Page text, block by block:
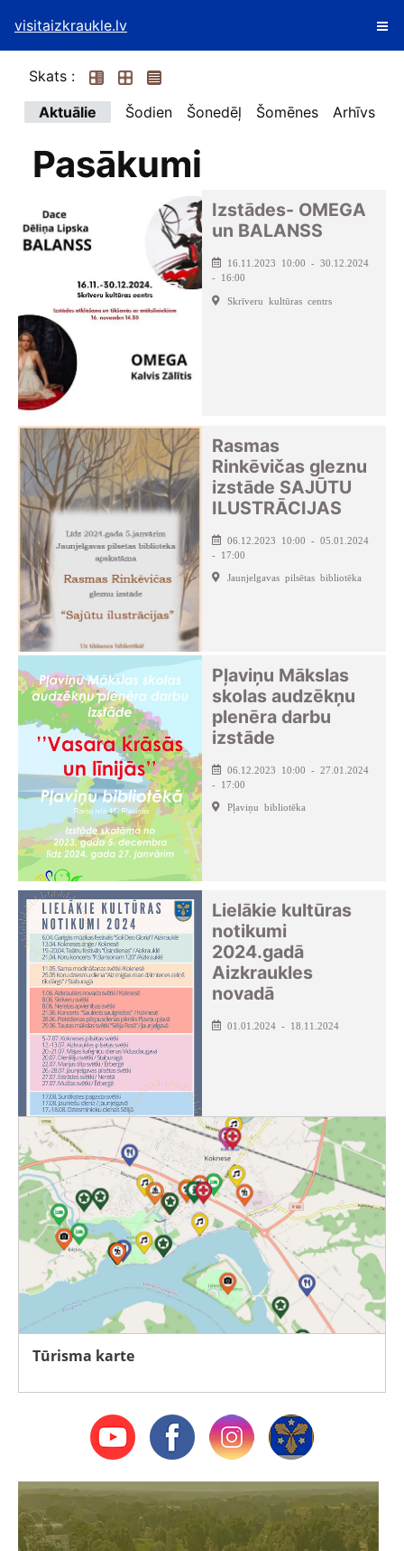
visitaizkraukle.lv
Skats :
Aktuālie
Šodien Šonedēļ Šomēnes Arhīvs
Pasākumi
Izstādes- OMEGA
un BALANSS
16.11.2023 10:00 - 30.12.2024
- 16:00
Skrīveru kultūras centrs
Rasmas
Rinkēvičas gleznu
izstāde SAJŪTU
ILUSTRĀCIJAS
06.12.2023 10:00 - 05.01.2024
- 17:00
Jaunjelgavas pilsētas bibliotēka
Pļaviņu Mākslas
skolas audzēkņu
plenēra darbu
izstāde
06.12.2023 10:00 - 27.01.2024
- 17:00
Pļaviņu bibliotēka
Lielākie kultūras
notikumi
2024.gadā
Aizkraukles
novadā
01.01.2024 - 18.11.2024
Tūrisma karte